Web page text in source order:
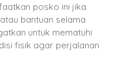
posko ini jika
bantuan selama
untuk mematuhi
fisik agar perjalanan